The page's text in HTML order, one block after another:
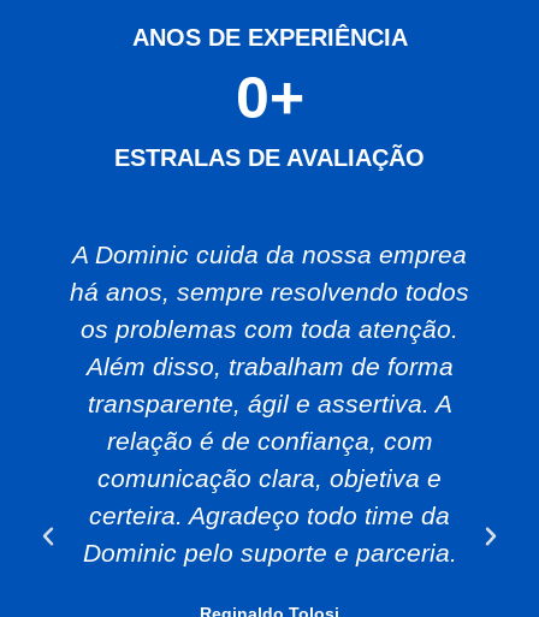
ANOS DE EXPERIÊNCIA
ESTRALAS DE AVALIAÇÃO
0+
A Dominic cuida da nossa emprea
há anos, sempre resolvendo todos
os problemas com toda atenção.
Além disso, trabalham de forma
transparente, ágil e assertiva. A
relação é de confiança, com
comunicação clara, objetiva e
certeira. Agradeço todo time da
Dominic pelo suporte e parceria.